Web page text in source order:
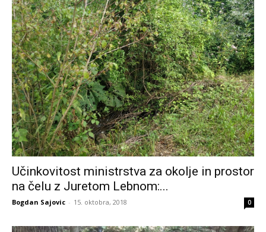
Učinkovitost ministrstva za okolje in prostor
na čelu z Juretom Lebnom:...
Bogdan Sajovic - 15. oktobra, 2018 0